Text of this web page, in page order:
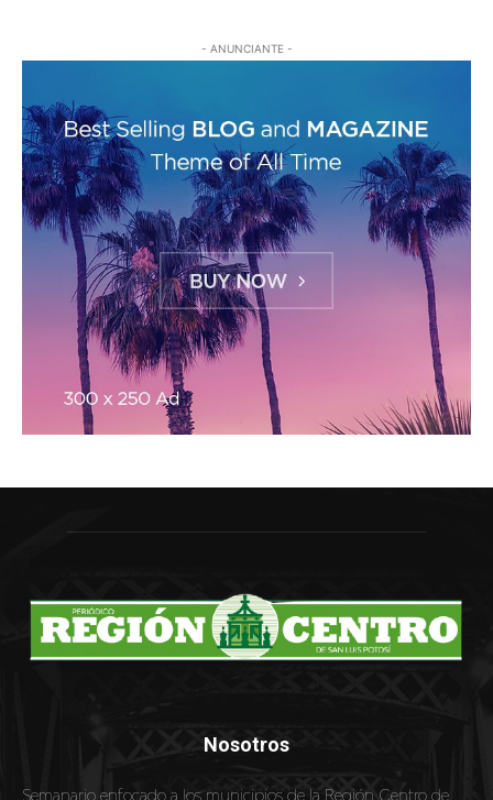
Nosotros
Semanario enfocado a los municipios de la Región Centro de